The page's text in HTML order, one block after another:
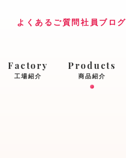
よくあるご質問社員ブログ
Factory
工場紹介
Products
商品紹介